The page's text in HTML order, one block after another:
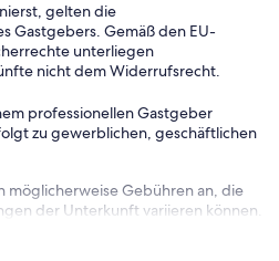
gelten die
Gastgebers. Gemäß den EU-
unterliegen
nicht dem Widerrufsrecht.
professionellen Gastgeber
zu gewerblichen, geschäftlichen
möglicherweise Gebühren an, die
der Unterkunft variieren können.